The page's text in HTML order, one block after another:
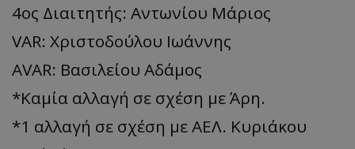
4ος Διαιτητής: Αντωνίου Μάριος
VAR: Χριστοδούλου Ιωάννης
AVAR: Βασιλείου Αδάμος
*Καμία αλλαγή σε σχέση με Άρη.
*1 αλλαγή σε σχέση με ΑΕΛ. Κυριάκου